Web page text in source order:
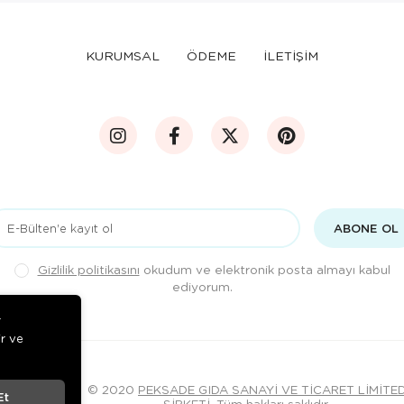
KURUMSAL ÖDEME İLETİŞİM
ABONE OL
Gizlilik politikasını okudum ve elektronik posta almayı kabul
ediyorum.
© 2020 PEKSADE GIDA SANAYİ VE TİCARET
ve